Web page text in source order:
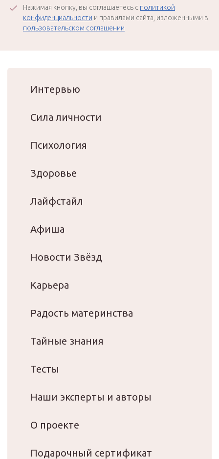
Нажимая кнопку, вы соглашаетесь с политикой
конфиденциальности и правилами сайта, изложенными в
пользовательском соглашении
Интервью
Сила личности
Психология
Здоровье
Лайфстайл
Афиша
Новости Звёзд
Карьера
Радость материнства
Тайные знания
Тесты
Наши эксперты и авторы
О проекте
Подарочный сертификат